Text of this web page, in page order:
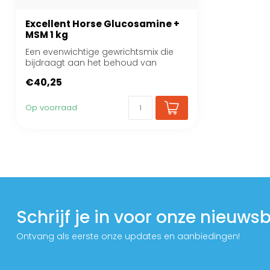
Excellent Horse Glucosamine +
MSM 1 kg
Een evenwichtige gewrichtsmix die
bijdraagt aan het behoud van
€40,25
Op voorraad
Schrijf je in voor onze
Ontvang als eerste onze updates en aanbiedingen!